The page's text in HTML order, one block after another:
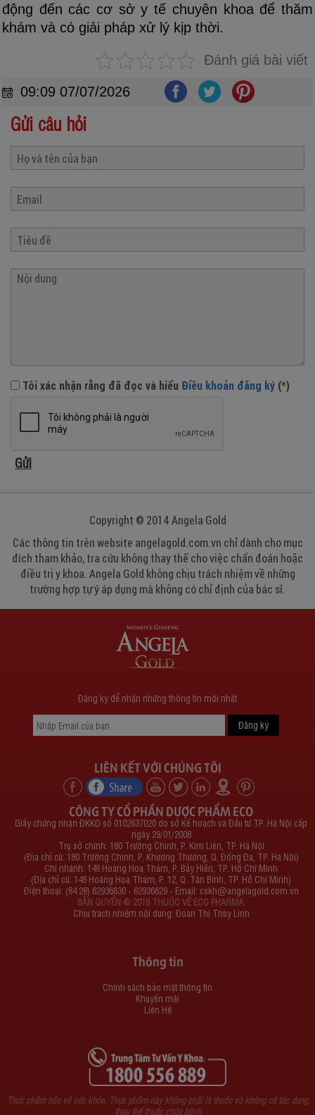
động đến các cơ sở y tế chuyên khoa để thăm
khám và có giải pháp xử lý kịp thời.
Đánh giá bài viết
09:09 07/07/2026
Gửi câu hỏi
Tôi xác nhận rằng đã đọc và hiểu Điều khoản đăng ký (*)
Copyright © 2014 Angela Gold
Các thông tin trên website angelagold.com.vn chỉ dành cho mục
đích tham khảo, tra cứu không thay thế cho việc chẩn đoán hoặc
điều trị y khoa. Angela Gold không chịu trách nhiệm về những
trường hợp tự ý áp dụng mà không có chỉ định của bác sĩ.
Đăng ký để nhận những thông tin mới nhất
LIÊN KẾT VỚI CHÚNG TÔI
CÔNG TY CỔ PHẦN DƯỢC PHẨM ECO
Giấy chứng nhận ĐKKD số 0102637020 do sở Kế hoạch và Đầu tư TP. Hà Nội cấp
ngày 29/01/2008
Trụ sở chính: 180 Trường Chinh, P. Kim Liên, TP. Hà Nội
(Địa chỉ cũ: 180 Trường Chinh, P. Khương Thượng, Q. Đống Đa, TP. Hà Nội)
Chi nhánh: 148 Hoàng Hoa Thám, P. Bảy Hiền, TP. Hồ Chí Minh
(Địa chỉ cũ: 148 Hoàng Hoa Thám, P. 12, Q. Tân Bình, TP. Hồ Chí Minh)
Điện thoại: (84 28) 62936630 - 62936629 - Email: cskh@angelagold.com.vn
BẢN QUYỀN © 2016 THUỘC VỀ ECO PHARMA.
Chịu trách nhiệm nội dung: Đoàn Thị Thùy Linh
Thông tin
Chính sách bảo mật thông tin
Khuyến mãi
Liên Hệ
Thực phẩm bảo vệ sức khỏe. Thực phẩm này không phải là thuốc và không có tác dụng
thay thế thuốc chữa bệnh